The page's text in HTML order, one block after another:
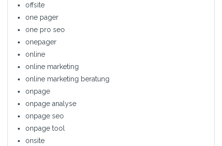
offsite
one pager
one pro seo
onepager
online
online marketing
online marketing beratung
onpage
onpage analyse
onpage seo
onpage tool
onsite